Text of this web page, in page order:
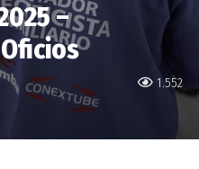
1.552
–